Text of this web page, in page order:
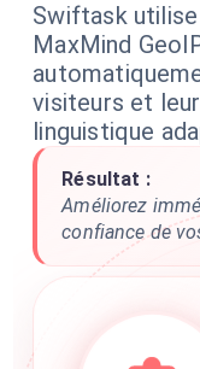
Swiftask
MaxMind
visiteurs et
linguistique
Résultat :
Améliorez
confiance de